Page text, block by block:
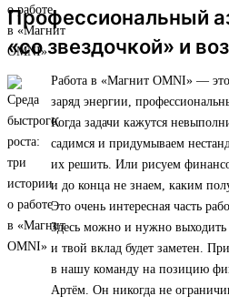
Профессиональный
«со звездочкой» и
Работа в «Магнит OMNI» —
заряд энергии,
Когда задачи кажутся
садимся и придумываем
их решить. Или рисуем
и до конца не знаем, каким
Это очень интересная часть
Здесь можно и нужно выходить
и твой вклад будет заметен.
в нашу команду на позицию
Артём. Он никогда не